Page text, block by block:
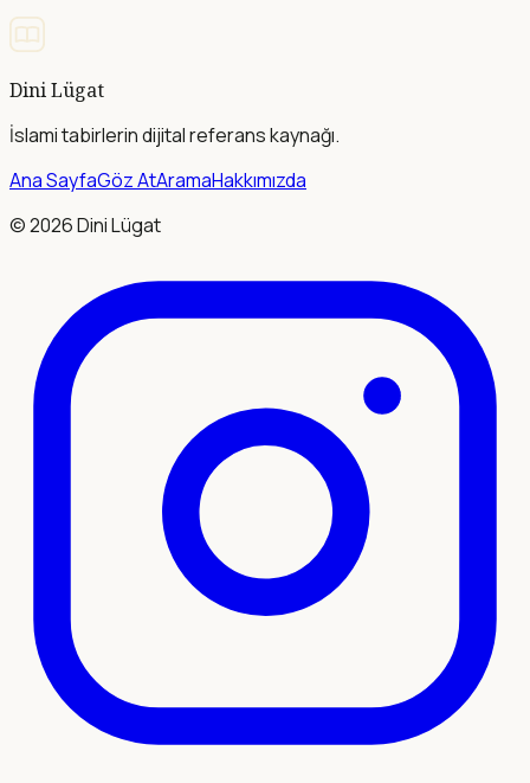
Dini Lügat
İslami tabirlerin dijital referans kaynağı.
Ana SayfaGöz AtAramaHakkımızda
©2026Dini Lügat